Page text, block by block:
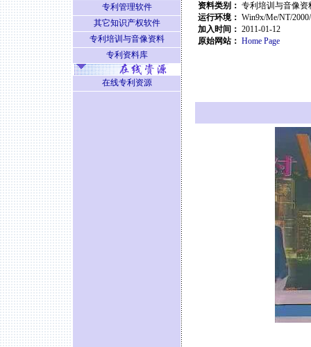
资料类别： 专利培训与音像资
运行环境： Win9x/Me/NT/
加入时间： 2011-01-12
原始网站： Home Page
专利管理软件
其它知识产权软件
专利培训与音像资料
专利资料库
在线专利资源